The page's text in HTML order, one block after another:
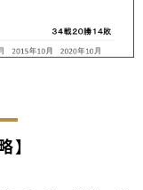
】